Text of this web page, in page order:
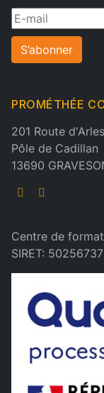
S’abonner
PROMÉTHÉE
201 Route d'Arles
Pôle de Cadillan
13690
Centre de
SIRET: